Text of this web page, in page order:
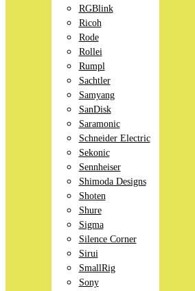
RGBlink
Ricoh
Rode
Rollei
Rumpl
Sachtler
Samyang
SanDisk
Saramonic
Schneider Electric
Sekonic
Sennheiser
Shimoda Designs
Shoten
Shure
Sigma
Silence Corner
Sirui
SmallRig
Sony